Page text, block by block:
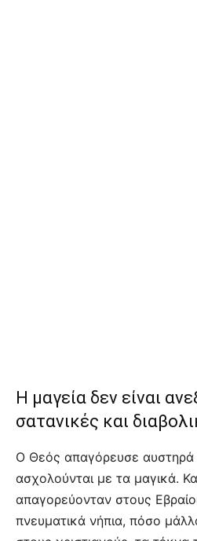
Η μαγεία δεν είναι
σατανικές και
Ο Θεός απαγόρευσε αυστηρά
ασχολούνται με τα μαγικά.
απαγορεύονταν στους
πνευματικά νήπια, πόσο